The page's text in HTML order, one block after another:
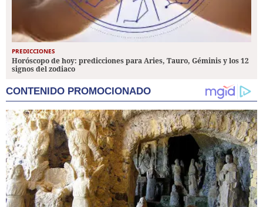
PREDICCIONES
Horóscopo de hoy: predicciones para Aries, Tauro, Géminis y los 12
signos del zodiaco
CONTENIDO PROMOCIONADO